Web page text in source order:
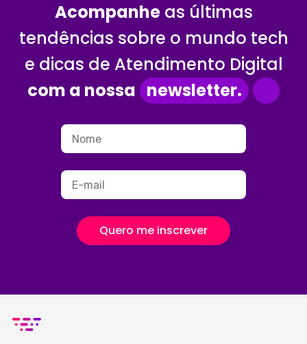
Acompanheas últimas
tendências sobre o mundo tech
e dicas de Atendimento Digital
com a nossa newsletter.
Quero me inscrever